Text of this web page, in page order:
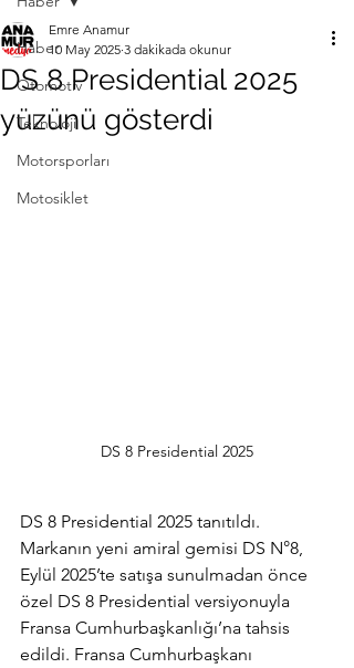
Haber
Otomotiv
Teknoloji
Motorsporları
Motosiklet
DS 8 Presidential 2025
yüzünü gösterdi
Emre Anamur
10 May 2025 3 dakikada okunur
DS 8 Presidential 2025
DS 8 Presidential 2025 tanıtıldı.
Markanın yeni amiral gemisi DS N°8,
Eylül 2025’te satışa sunulmadan önce
özel DS 8 Presidential versiyonuyla
Fransa Cumhurbaşkanlığı’na tahsis
edildi. Fransa Cumhurbaşkanı